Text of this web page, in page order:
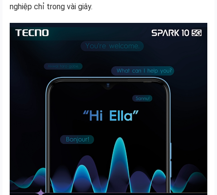
nghiệp chỉ trong vài giây.